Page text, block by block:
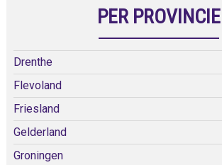
PER PROVINCIE
Drenthe
Flevoland
Friesland
Gelderland
Groningen